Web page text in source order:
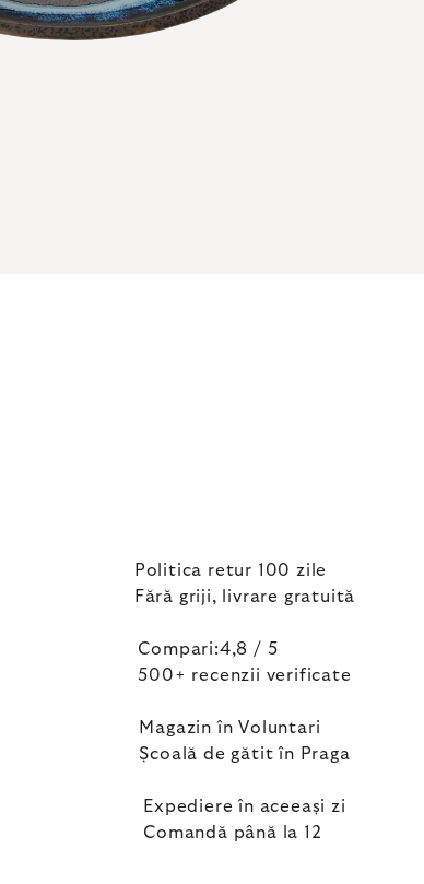
Politica retur 100 zile
Fără griji, livrare gratuită
Compari:4,8 / 5
500+ recenzii verificate
Magazin în Voluntari
Școală de gătit în Praga
Expediere în aceeași zi
Comandă până la 12